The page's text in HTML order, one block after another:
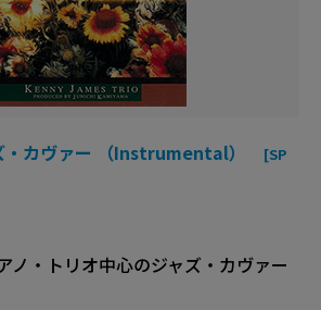
カヴァー （Instrumental）
[SP
ノ・トリオ中心のジャズ・カヴァー